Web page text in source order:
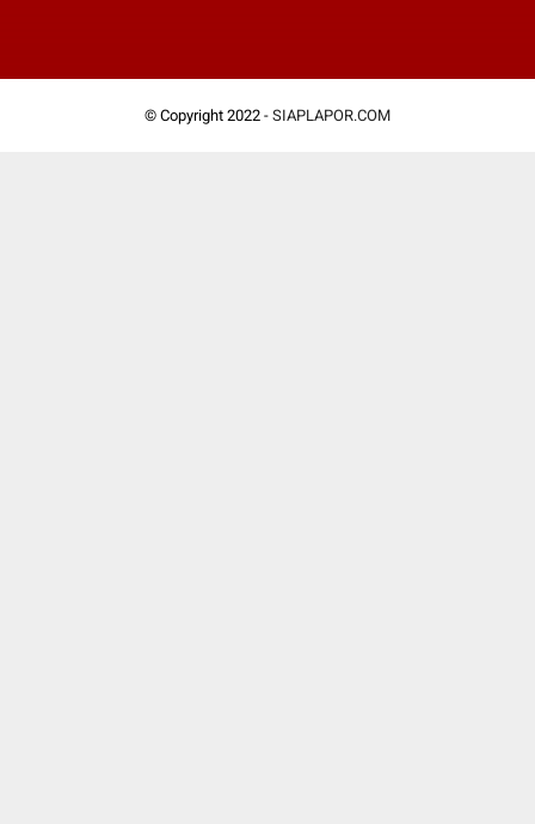
© Copyright 2022 - SIAPLAPOR.COM